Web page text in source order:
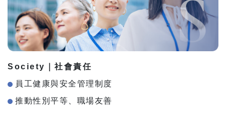
Society｜社會責任
員工健康與安全管理制度
推動性別平等、職場友善